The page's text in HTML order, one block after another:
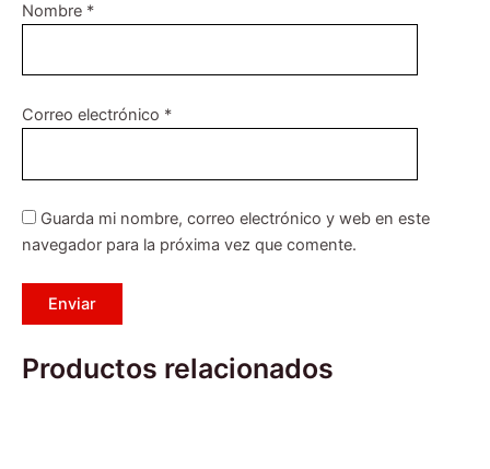
Nombre *
Correo electrónico *
Guarda mi nombre, correo electrónico y web en este
navegador para la próxima vez que comente.
Productos relacionados